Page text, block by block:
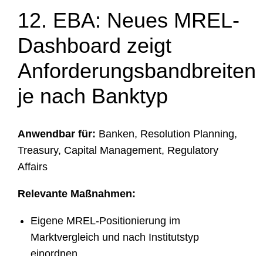
12. EBA: Neues MREL-
Dashboard zeigt
Anforderungsbandbreiten
je nach Banktyp
Anwendbar für: Banken, Resolution Planning,
Treasury, Capital Management, Regulatory
Affairs
Relevante Maßnahmen:
Eigene MREL-Positionierung im
Marktvergleich und nach Institutstyp